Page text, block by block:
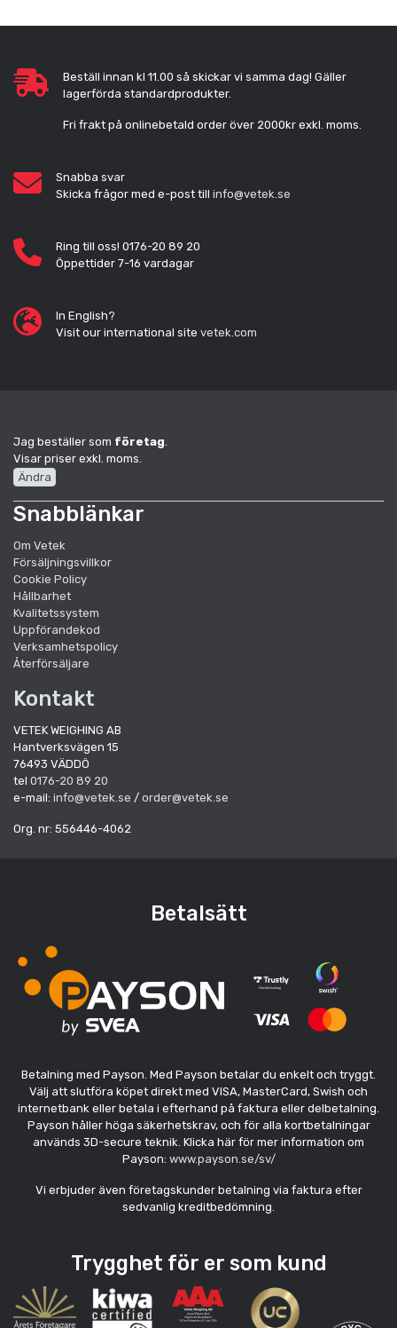
Beställ innan kl 11.00 så skickar vi samma dag! Gäller
lagerförda standardprodukter.
Fri frakt på onlinebetald order över 2000kr exkl. moms.
Snabba svar
Skicka frågor med e-post till info@vetek.se
Ring till oss! 0176-20 89 20
Öppettider 7-16 vardagar
In English?
Visit our international site vetek.com
Jag beställer som företag.
Visar priser exkl. moms.
Ändra
Snabblänkar
Om Vetek
Försäljningsvillkor
Cookie Policy
Hållbarhet
Kvalitetssystem
Uppförandekod
Verksamhetspolicy
Återförsäljare
Kontakt
VETEK WEIGHING AB
Hantverksvägen 15
76493 VÄDDÖ
tel 0176-20 89 20
e-mail: info@vetek.se / order@vetek.se
Org. nr: 556446-4062
Betalsätt
Betalning med Payson. Med Payson betalar du enkelt och tryggt.
Välj att slutföra köpet direkt med VISA, MasterCard, Swish och
internetbank eller betala i efterhand på faktura eller delbetalning.
Payson håller höga säkerhetskrav, och för alla kortbetalningar
används 3D-secure teknik. Klicka här för mer information om
Payson: www.payson.se/sv/
Vi erbjuder även företagskunder betalning via faktura efter
sedvanlig kreditbedömning.
Trygghet för er som kund